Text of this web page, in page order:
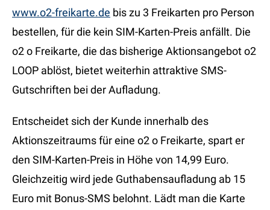
www.o2-freikarte.de bis zu 3 Freikarten pro Person
bestellen, für die kein SIM-Karten-Preis anfällt. Die
o2 o Freikarte, die das bisherige Aktionsangebot o2
LOOP ablöst, bietet weiterhin attraktive SMS-
Gutschriften bei der Aufladung.
Entscheidet sich der Kunde innerhalb des
Aktionszeitraums für eine o2 o Freikarte, spart er
den SIM-Karten-Preis in Höhe von 14,99 Euro.
Gleichzeitig wird jede Guthabensaufladung ab 15
Euro mit Bonus-SMS belohnt. Lädt man die Karte